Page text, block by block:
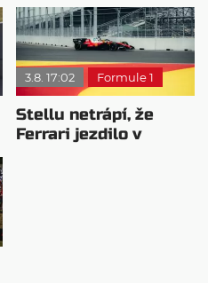
3.8. 17:02 Formule 1
Stellu netrápí, že
Ferrari jezdilo v